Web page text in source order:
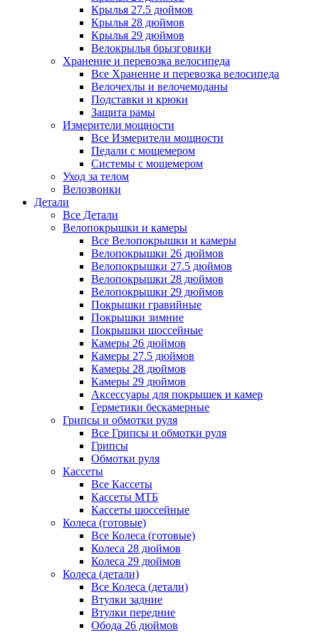
Крылья 27.5 дюймов
Крылья 28 дюймов
Крылья 29 дюймов
Велокрылья брызговики
Хранение и перевозка велосипеда
Все Хранение и перевозка велосипеда
Велочехлы и велочемоданы
Подставки и крюки
Защита рамы
Измерители мощности
Все Измерители мощности
Педали с мощемером
Системы с мощемером
Уход за телом
Велозвонки
Детали
Все Детали
Велопокрышки и камеры
Все Велопокрышки и камеры
Велопокрышки 26 дюймов
Велопокрышки 27.5 дюймов
Велопокрышки 28 дюймов
Велопокрышки 29 дюймов
Покрышки гравийные
Покрышки зимние
Покрышки шоссейные
Камеры 26 дюймов
Камеры 27.5 дюймов
Камеры 28 дюймов
Камеры 29 дюймов
Аксессуары для покрышек и камер
Герметики бескамерные
Грипсы и обмотки руля
Все Грипсы и обмотки руля
Грипсы
Обмотки руля
Кассеты
Все Кассеты
Кассеты МТБ
Кассеты шоссейные
Колеса (готовые)
Все Колеса (готовые)
Колеса 28 дюймов
Колеса 29 дюймов
Колеса (детали)
Все Колеса (детали)
Втулки задние
Втулки передние
Обода 26 дюймов